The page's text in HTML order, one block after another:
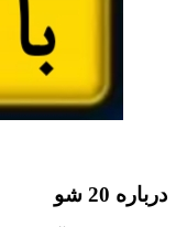
درباره 20 شو